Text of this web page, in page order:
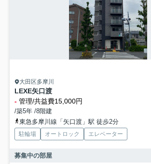
大田区多摩川
LEXE矢口渡
- 管理/共益費15,000円
/築5年 /8階建
東急多摩川線「矢口渡」駅 徒歩2分
駐輪場 オートロック エレベーター
募集中の部屋